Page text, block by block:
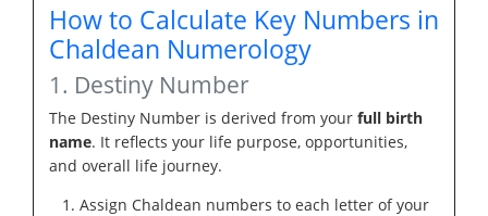
How to Calculate Key Numbers in
Chaldean Numerology
1. Destiny Number
The Destiny Number is derived from your full birth
name. It reflects your life purpose, opportunities,
and overall life journey.
Assign Chaldean numbers to each letter of your